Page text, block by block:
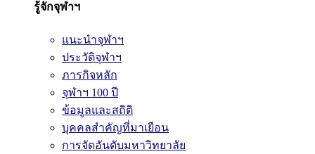
รู้จักจุฬาฯ
แนะนำจุฬาฯ
ประวัติจุฬาฯ
ภารกิจหลัก
จุฬาฯ 100 ปี
ข้อมูลและสถิติ
บุคคลสำคัญที่มาเยือน
การจัดอันดับมหาวิทยาลัย